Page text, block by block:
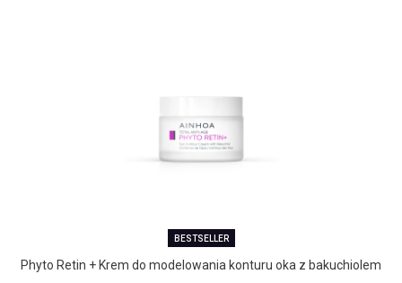
BESTSELLER
Phyto Retin + Krem do modelowania konturu oka z bakuchiolem